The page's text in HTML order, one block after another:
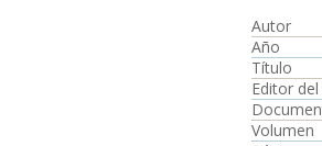
Autor
Año
Título
Editor
Volumen